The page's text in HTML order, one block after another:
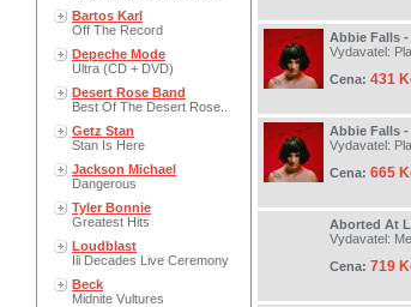
Bartos Karl
Off The Record
Depeche Mode
Ultra (CD + DVD)
Desert Rose Band
Best Of The Desert Rose..
Getz Stan
Stan Is Here
Jackson Michael
Dangerous
Tyler Bonnie
Greatest Hits
Loudblast
Iii Decades Live Ceremony
Beck
Midnite Vultures
Abbie Falls
Vydavatel:
Cena: 431
Abbie Falls
Vydavatel:
Cena: 665
Aborted At
Vydavatel:
Cena: 719